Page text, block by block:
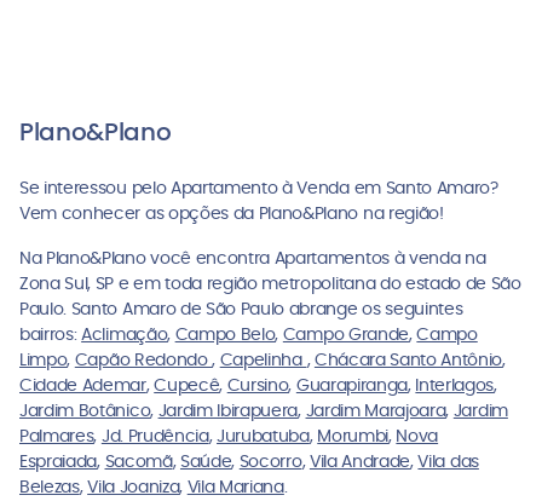
Plano&Plano
Se interessou pelo Apartamento à Venda em Santo Amaro?
Vem conhecer as opções da Plano&Plano na região!
Na Plano&Plano você encontra Apartamentos à venda na
Zona Sul, SP e em toda região metropolitana do estado de São
Paulo. Santo Amaro de São Paulo abrange os seguintes
bairros:Aclimação, Campo Belo, Campo Grande,Campo
Limpo, Capão Redondo, Capelinha ,Chácara Santo Antônio,
Cidade Ademar,Cupecê, Cursino, Guarapiranga, Interlagos,
Jardim Botânico, Jardim Ibirapuera, Jardim Marajoara, Jardim
Palmares, Jd. Prudência,Jurubatuba, Morumbi, Nova
Espraiada, Sacomã, Saúde, Socorro,Vila Andrade,Vila das
Belezas,Vila Joaniza, Vila Mariana.